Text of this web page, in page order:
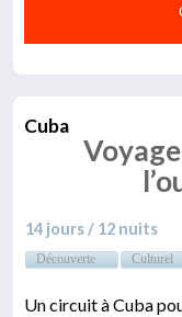
Cuba
14 jours / 12 nuits
Découverte Culturel
Un circuit à Cuba